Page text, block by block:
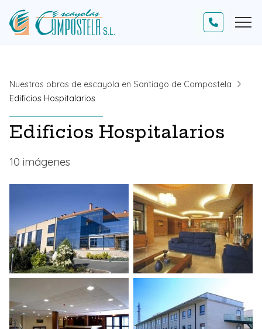
Nuestras obras de escayola en Santiago de Compostela
Edificios Hospitalarios
Edificios Hospitalarios
10 imágenes